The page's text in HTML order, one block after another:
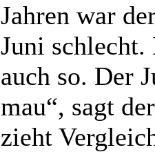
Jahren war
Juni schlecht.
auch so. Der
mau“, sagt
zieht